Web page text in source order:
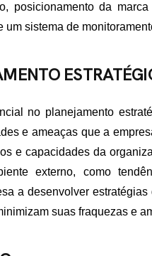
posicionamento da
sistema de
no planejamento
e ameaças que a
e capacidades da
externo, como
a desenvolver
suas fraquezas e